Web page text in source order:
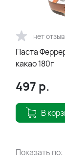
нет
Паста
какао 180г
497 р.
В
Показать по: